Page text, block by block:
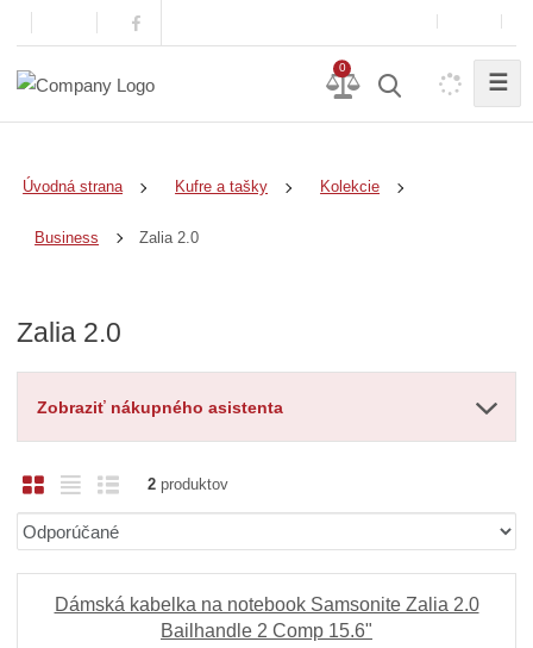
0
☰
Úvodná strana Kufre a tašky Kolekcie
Business Zalia 2.0
Zalia 2.0
Zobraziť nákupného asistenta
a
z
e
n
O
b
r
á
a
b
u
ľ
R
i
a
d
k
2produktov
Dámská kabelka na notebook Samsonite Zalia 2.0
Bailhandle 2 Comp 15.6"